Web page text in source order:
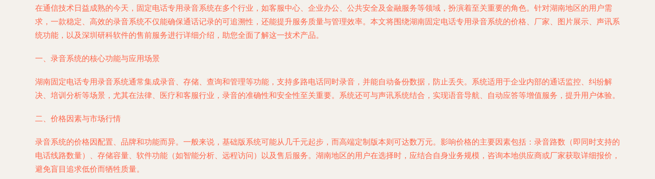
在通信技术日益成熟的今天，固定电话专用录音系统在多个行业，如客服中心、企业办公、公共安全及金融服务等领域，扮演着至关重要的角色。针对湖南地区的用户需
求，一款稳定、高效的录音系统不仅能确保通话记录的可追溯性，还能提升服务质量与管理效率。本文将围绕湖南固定电话专用录音系统的价格、厂家、图片展示、声讯系
统功能，以及深圳研科软件的售前服务进行详细介绍，助您全面了解这一技术产品。
一、录音系统的核心功能与应用场景
湖南固定电话专用录音系统通常集成录音、存储、查询和管理等功能，支持多路电话同时录音，并能自动备份数据，防止丢失。系统适用于企业内部的通话监控、纠纷解
决、培训分析等场景，尤其在法律、医疗和客服行业，录音的准确性和安全性至关重要。系统还可与声讯系统结合，实现语音导航、自动应答等增值服务，提升用户体验。
二、价格因素与市场行情
录音系统的价格因配置、品牌和功能而异。一般来说，基础版系统可能从几千元起步，而高端定制版本则可达数万元。影响价格的主要因素包括：录音路数（即同时支持的
电话线路数量）、存储容量、软件功能（如智能分析、远程访问）以及售后服务。湖南地区的用户在选择时，应结合自身业务规模，咨询本地供应商或厂家获取详细报价，
避免盲目追求低价而牺牲质量。